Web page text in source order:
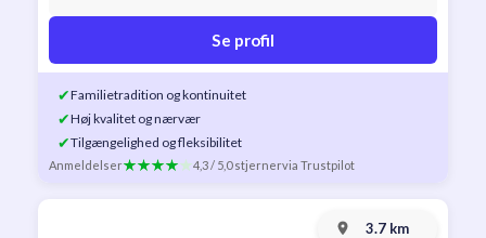
Se profil
✔Familietradition og kontinuitet
✔Høj kvalitet og nærvær
✔Tilgængelighed og fleksibilitet
Anmeldelser 4,3 / 5,0 stjernervia Trustpilot
3.7 km